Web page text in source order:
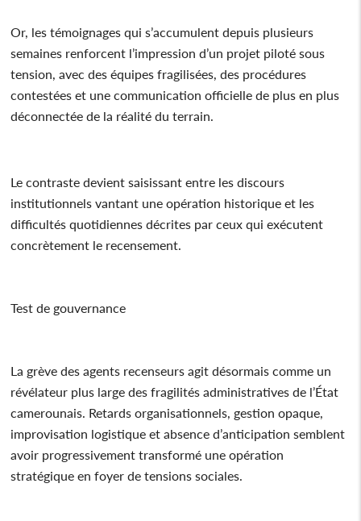
Or, les témoignages qui s’accumulent depuis plusieurs
semaines renforcent l’impression d’un projet piloté sous
tension, avec des équipes fragilisées, des procédures
contestées et une communication officielle de plus en plus
déconnectée de la réalité du terrain.
Le contraste devient saisissant entre les discours
institutionnels vantant une opération historique et les
difficultés quotidiennes décrites par ceux qui exécutent
concrètement le recensement.
Test de gouvernance
La grève des agents recenseurs agit désormais comme un
révélateur plus large des fragilités administratives de l’État
camerounais. Retards organisationnels, gestion opaque,
improvisation logistique et absence d’anticipation semblent
avoir progressivement transformé une opération
stratégique en foyer de tensions sociales.